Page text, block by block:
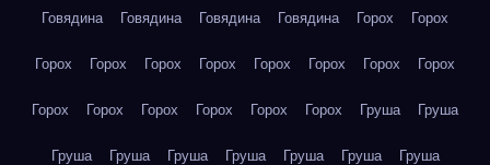
Говядина Говядина Говядина Говядина Горох Горох
Горох Горох Горох Горох Горох Горох Горох Горох
Горох Горох Горох Горох Горох Горох Груша Груша
Груша Груша Груша Груша Груша Груша Груша